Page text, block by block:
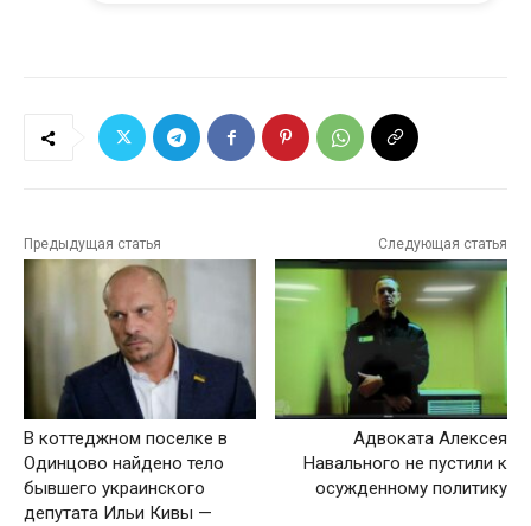
Предыдущая статья
В коттеджном поселке в
Одинцово найдено тело
бывшего украинского
депутата Ильи Кивы —
Следующая статья
Адвоката Алексея
Навального не пустили к
осужденному политику